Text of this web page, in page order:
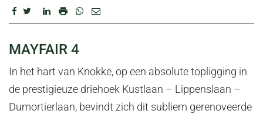
OMSCHRIJVING
MAYFAIR 4
In het hart van Knokke, op een absolute topligging in
de prestigieuze driehoek Kustlaan – Lippenslaan –
Dumortierlaan, bevindt zich dit subliem gerenoveerde